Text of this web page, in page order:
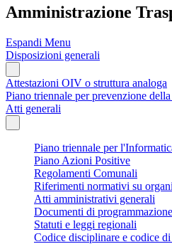
Amministrazione
Espandi Menu
Disposizioni generali
Attestazioni OIV o struttura analoga
Piano triennale per prevenzione
Atti generali
Piano triennale per
Piano Azioni Positive
Regolamenti Comunali
Riferimenti normativi su
Atti amministrativi generali
Documenti di
Statuti e leggi regionali
Codice disciplinare e codice